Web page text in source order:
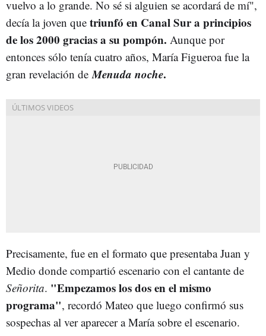
vuelvo a lo grande. No sé si alguien se acordará de mí",
decía la joven que triunfó en Canal Sur a principios
de los 2000 gracias a su pompón. Aunque por
entonces sólo tenía cuatro años, María Figueroa fue la
gran revelación de Menuda noche.
Precisamente, fue en el formato que presentaba Juan y
Medio donde compartió escenario con el cantante de
Señorita. "Empezamos los dos en el mismo
programa", recordó Mateo que luego confirmó sus
sospechas al ver aparecer a María sobre el escenario.